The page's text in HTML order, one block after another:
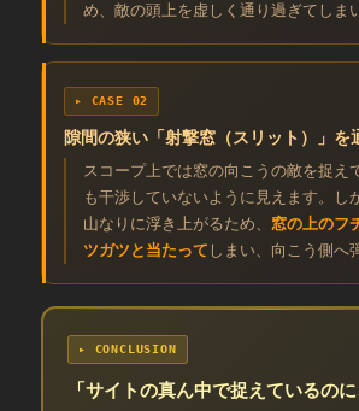
め、敵の頭上を虚しく通り過ぎてしま
▸ CASE 02
隙間の狭い「射撃窓（スリット）」を
スコープ上では窓の向こうの敵を捉え
も干渉していないように見えます。し
山なりに浮き上がるため、 窓の上のフ
ツガツと当たって しまい、向こう側へ
▸ CONCLUSION
「サイトの真ん中で捉えているの